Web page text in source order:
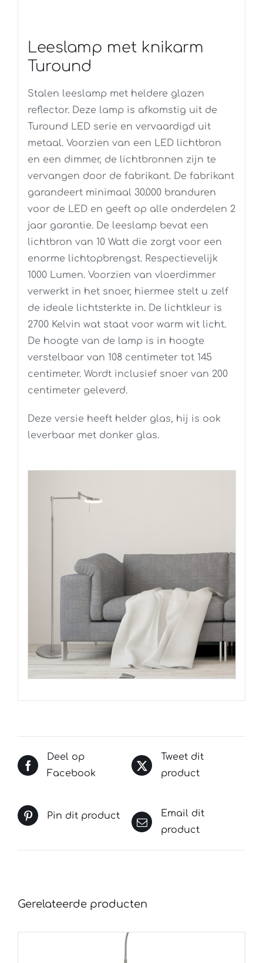
Leeslamp met knikarm
Turound
Stalen leeslamp met heldere glazen
reflector. Deze lamp is afkomstig uit de
Turound LED serie en vervaardigd uit
metaal. Voorzien van een LED lichtbron
en een dimmer, de lichtbronnen zijn te
vervangen door de fabrikant. De fabrikant
garandeert minimaal 30.000 branduren
voor de LED en geeft op alle onderdelen 2
jaar garantie. De leeslamp bevat een
lichtbron van 10 Watt die zorgt voor een
enorme lichtopbrengst. Respectievelijk
1000 Lumen. Voorzien van vloerdimmer
verwerkt in het snoer, hiermee stelt u zelf
de ideale lichtsterkte in. De lichtkleur is
2700 Kelvin wat staat voor warm wit licht.
De hoogte van de lamp is in hoogte
verstelbaar van 108 centimeter tot 145
centimeter. Wordt inclusief snoer van 200
centimeter geleverd.
Deze versie heeft helder glas, hij is ook
leverbaar met donker glas.
Deel op
Facebook
Tweet dit
product
Pin dit product
Email dit
product
Gerelateerde producten